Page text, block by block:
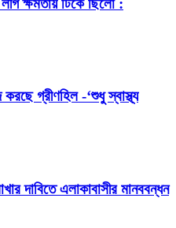
ক্ষমতায় টিকে ছিলো :
করছে গ্রীণহিল -‘শুধু স্বাস্থ্য
দাবিতে এলাকাবাসীর মানববন্ধন